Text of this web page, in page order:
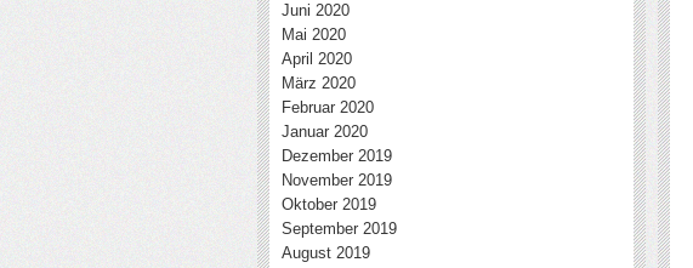
Juni 2020
Mai 2020
April 2020
März 2020
Februar 2020
Januar 2020
Dezember 2019
November 2019
Oktober 2019
September 2019
August 2019